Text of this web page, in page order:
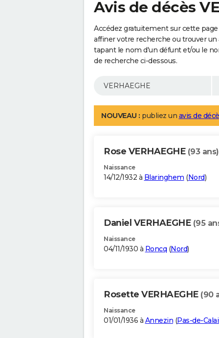
Avis de décès
Accédez gratuitement sur cette page
affiner votre recherche ou trouver un
tapant le nom d'un défunt et/ou le
de recherche ci-dessous.
NOUVEAU : publiez un avis de
Rose VERHAEGHE (93 ans)
Naissance
14/12/1932 à Blaringhem (Nord)
Daniel VERHAEGHE (95
Naissance
04/11/1930 à Roncq (Nord)
Rosette VERHAEGHE (90
Naissance
01/01/1936 à Annezin (Pas-de-